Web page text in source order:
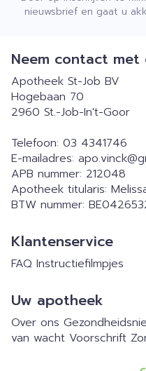
nieuwsbrief en gaat u
Neem contact met
Apotheek St-Job BV
Hogebaan 70
2960 St.-Job-In't-Goor
Telefoon: 03 4341746
E-mailadres: apo.vinck@
APB nummer: 212048
Apotheek titularis:
BTW nummer:
Klantenservice
FAQ Instructiefilmpjes
Uw apotheek
Over ons
van wacht Voorschrift